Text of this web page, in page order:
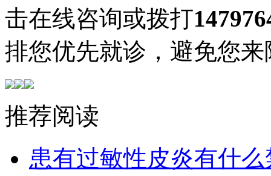
击在线咨询或拨打
排您优先就诊，避免您
推荐阅读
患有过敏性皮炎有什么